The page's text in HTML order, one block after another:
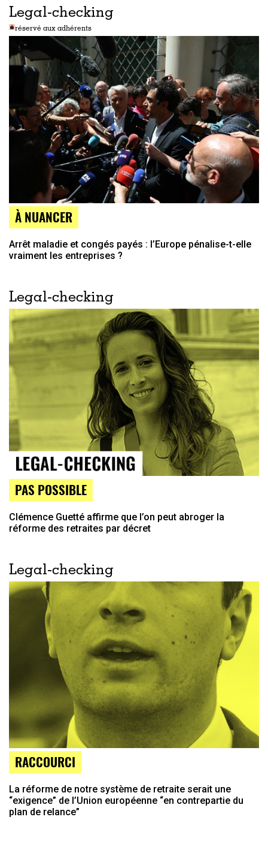
Legal-checking
réservé aux adhérents
À NUANCER
Arrêt maladie et congés payés ​​: l’Europe pénalise-t-​​elle
vraiment les entreprises ​​?
Legal-checking
PAS POSSIBLE
Clémence Guetté affirme que l’on peut abroger la
réforme des retraites par décret
Legal-checking
RACCOURCI
La réforme de notre système de retraite serait une
“exigence” de l’Union européenne “en contrepartie du
plan de relance”